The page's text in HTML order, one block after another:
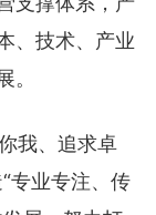
、技术、产业
。
我、追求卓
专业专注、传